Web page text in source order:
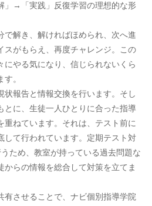
」→「実践」反復学習の理想的な形
で解き、解ければほめられ、次へ進
スがもらえ、再度チャレンジ。この
にやる気になり、信じられないくら
。
状報告と情報交換を行います。そし
とに、生徒一人ひとりに合った指導
重ねています。それは、テスト前に
して行われています。定期テスト対
ため、教室が持っている過去問題な
からの情報を総合して対策を立てま
有させることで、ナビ個別指導学院